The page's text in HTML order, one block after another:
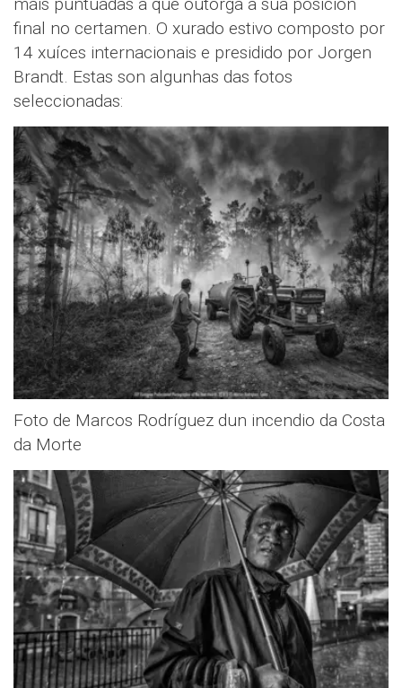
final no certamen. O xurado estivo composto por
14 xuíces internacionais e presidido por Jorgen
Brandt. Estas son algunhas das fotos
seleccionadas:
Foto de Marcos Rodríguez dun incendio da Costa
da Morte